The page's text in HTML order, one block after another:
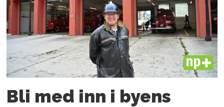
PLUS
Bli med inn i byens